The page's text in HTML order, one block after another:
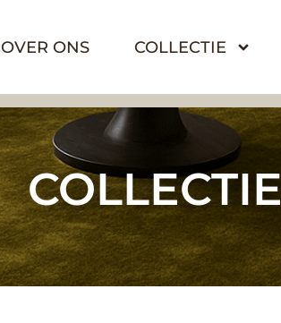
OVER ONS COLLECTIE
COLLECTIE